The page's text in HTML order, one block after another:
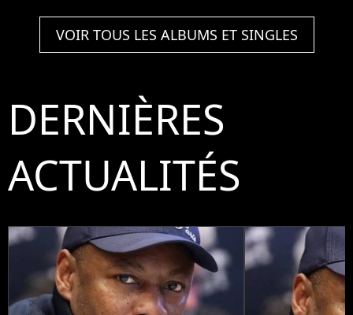
VOIR TOUS LES ALBUMS ET SINGLES
DERNIÈRES
ACTUALITÉS